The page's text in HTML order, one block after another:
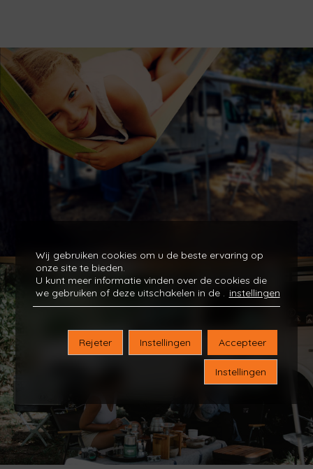
Wij gebruiken cookies om u de beste ervaring op
onze site te bieden.
U kunt meer informatie vinden over de cookies die
we gebruiken of deze uitschakelen in de
instellingen
Accepteer
Instellingen
Rejeter
Instellingen